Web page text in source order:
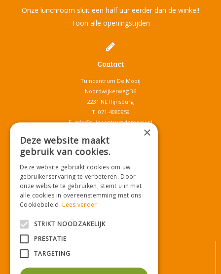
Onze lunchroom sluit een half uur eerder dan de winkel!
Toon alle openingstijden
Contact
Tuincentrum De Mooij
Noordwijkerweg 36
2231 NL Rijnsburg
T. 071-4080959
E.info@tuincentrumdemooij.nl
Download onze App!
Privacy statement
×
Deze website maakt
gebruik van cookies.
Deze website gebruikt cookies om uw
gebruikerservaring te verbeteren. Door
onze website te gebruiken, stemt u in met
alle cookies in overeenstemming met ons
Cookiebeleid.Lees verder
STRIKT NOODZAKELIJK
PRESTATIE
TARGETING